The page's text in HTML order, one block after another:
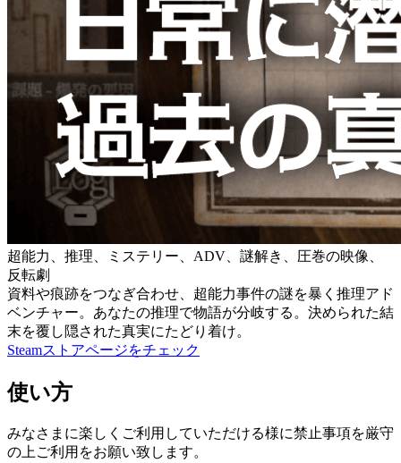
超能力、推理、ミステリー、ADV、謎解き、圧巻の映像、
反転劇
資料や痕跡をつなぎ合わせ、超能力事件の謎を暴く推理アド
ベンチャー。あなたの推理で物語が分岐する。決められた結
末を覆し隠された真実にたどり着け。
Steamストアページをチェック
使い方
みなさまに楽しくご利用していただける様に禁止事項を厳守
の上ご利用をお願い致します。